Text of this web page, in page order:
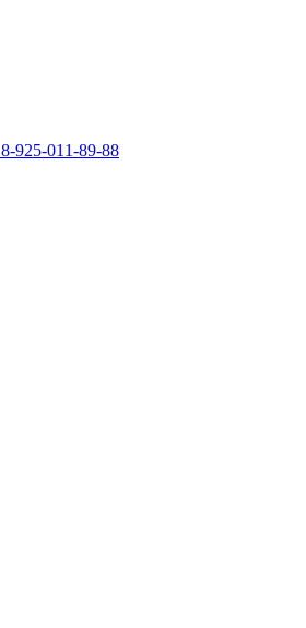
8-925-011-89-88